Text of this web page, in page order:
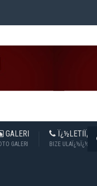
GALERI
GALERI BIZE ULAÏ¿½Ï¿½N